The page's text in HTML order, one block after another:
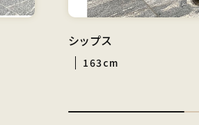
シップス
163cm